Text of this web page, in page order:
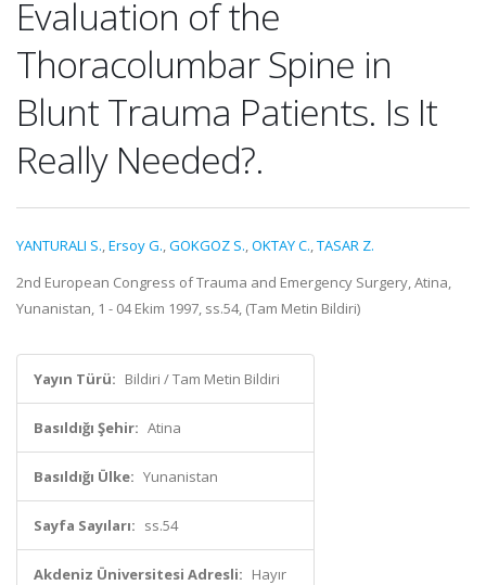
Evaluation of the
Thoracolumbar Spine in
Blunt Trauma Patients. Is It
Really Needed?.
YANTURALI S.,Ersoy G.,GOKGOZ S.,OKTAY C.,TASAR Z.
2nd European Congress of Trauma and Emergency Surgery, Atina,
Yunanistan, 1 - 04 Ekim 1997, ss.54, (Tam Metin Bildiri)
Yayın Türü: Bildiri / Tam Metin Bildiri
Basıldığı Şehir: Atina
Basıldığı Ülke: Yunanistan
Sayfa Sayıları: ss.54
Akdeniz Üniversitesi Adresli: Hayır